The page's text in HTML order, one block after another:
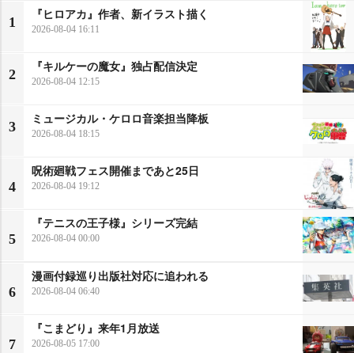
1
『ヒロアカ』作者、新イラスト描く
2026-08-04 16:11
2
『キルケーの魔女』独占配信決定
2026-08-04 12:15
3
ミュージカル・ケロロ音楽担当降板
2026-08-04 18:15
4
呪術廻戦フェス開催まであと25日
2026-08-04 19:12
5
『テニスの王子様』シリーズ完結
2026-08-04 00:00
6
漫画付録巡り出版社対応に追われる
2026-08-04 06:40
7
『こまどり』来年1月放送
2026-08-05 17:00